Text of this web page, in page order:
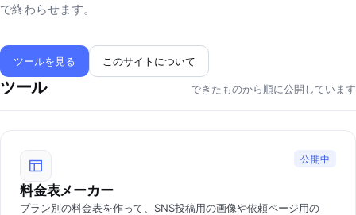
で終わらせます。
ツールを見る このサイトについて
ツール できたものから順に公開しています
公開中
料金表メーカー
プラン別の料金表を作って、SNS投稿用の画像や依頼ページ用の